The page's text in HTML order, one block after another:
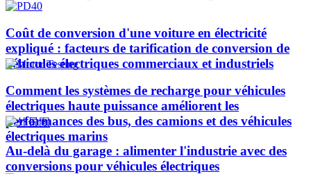
Coût de conversion d'une voiture en électricité
expliqué : facteurs de tarification de conversion de
véhicules électriques commerciaux et industriels
Comment les systèmes de recharge pour véhicules
électriques haute puissance améliorent les
performances des bus, des camions et des véhicules
électriques marins
Au-delà du garage : alimenter l'industrie avec des
conversions pour véhicules électriques